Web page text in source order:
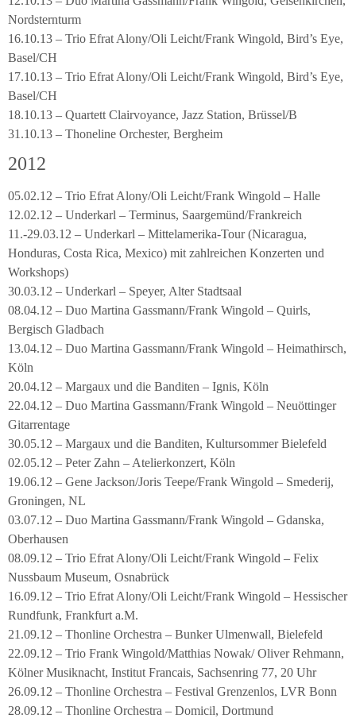
Nordsternturm
16.10.13 – Trio Efrat Alony/Oli Leicht/Frank Wingold, Bird’s Eye,
Basel/CH
17.10.13 – Trio Efrat Alony/Oli Leicht/Frank Wingold, Bird’s Eye,
Basel/CH
18.10.13 – Quartett Clairvoyance, Jazz Station, Brüssel/B
31.10.13 – Thoneline Orchester, Bergheim
2012
05.02.12 – Trio Efrat Alony/Oli Leicht/Frank Wingold – Halle
12.02.12 – Underkarl – Terminus, Saargemünd/Frankreich
11.-29.03.12 – Underkarl – Mittelamerika-Tour (Nicaragua,
Honduras, Costa Rica, Mexico) mit zahlreichen Konzerten und
Workshops)
30.03.12 – Underkarl – Speyer, Alter Stadtsaal
08.04.12 – Duo Martina Gassmann/Frank Wingold – Quirls,
Bergisch Gladbach
13.04.12 – Duo Martina Gassmann/Frank Wingold – Heimathirsch,
Köln
20.04.12 – Margaux und die Banditen – Ignis, Köln
22.04.12 – Duo Martina Gassmann/Frank Wingold – Neuöttinger
Gitarrentage
30.05.12 – Margaux und die Banditen, Kultursommer Bielefeld
02.05.12 – Peter Zahn – Atelierkonzert, Köln
19.06.12 – Gene Jackson/Joris Teepe/Frank Wingold – Smederij,
Groningen, NL
03.07.12 – Duo Martina Gassmann/Frank Wingold – Gdanska,
Oberhausen
08.09.12 – Trio Efrat Alony/Oli Leicht/Frank Wingold – Felix
Nussbaum Museum, Osnabrück
16.09.12 – Trio Efrat Alony/Oli Leicht/Frank Wingold – Hessischer
Rundfunk, Frankfurt a.M.
21.09.12 – Thonline Orchestra – Bunker Ulmenwall, Bielefeld
22.09.12 – Trio Frank Wingold/Matthias Nowak/ Oliver Rehmann,
Kölner Musiknacht, Institut Francais, Sachsenring 77, 20 Uhr
26.09.12 – Thonline Orchestra – Festival Grenzenlos, LVR Bonn
28.09.12 – Thonline Orchestra – Domicil, Dortmund